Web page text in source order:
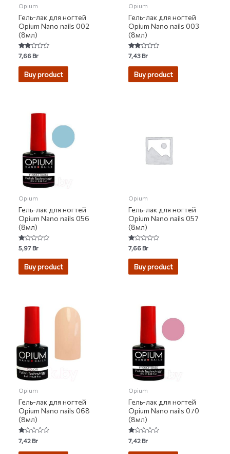
Opium
Гель-лак для ногтей
Opium Nano nails 002
(8мл)
Rated
1.80
out
of 5
7,66Br
Buy product
Opium
Гель-лак для ногтей
Opium Nano nails 003
(8мл)
Rated
1.80
out
of 5
7,43Br
Buy product
Opium
Гель-лак для ногтей
Opium Nano nails 056
(8мл)
Rated
1.00
out
5,97Br
Buy product
Opium
Гель-лак для ногтей
Opium Nano nails 057
(8мл)
Rated
1.00
out
7,66Br
Buy product
Opium
Гель-лак для ногтей
Opium Nano nails 068
(8мл)
Rated
1.00
out
7,42Br
Opium
Гель-лак для ногтей
Opium Nano nails 070
(8мл)
Rated
1.00
out
7,42Br